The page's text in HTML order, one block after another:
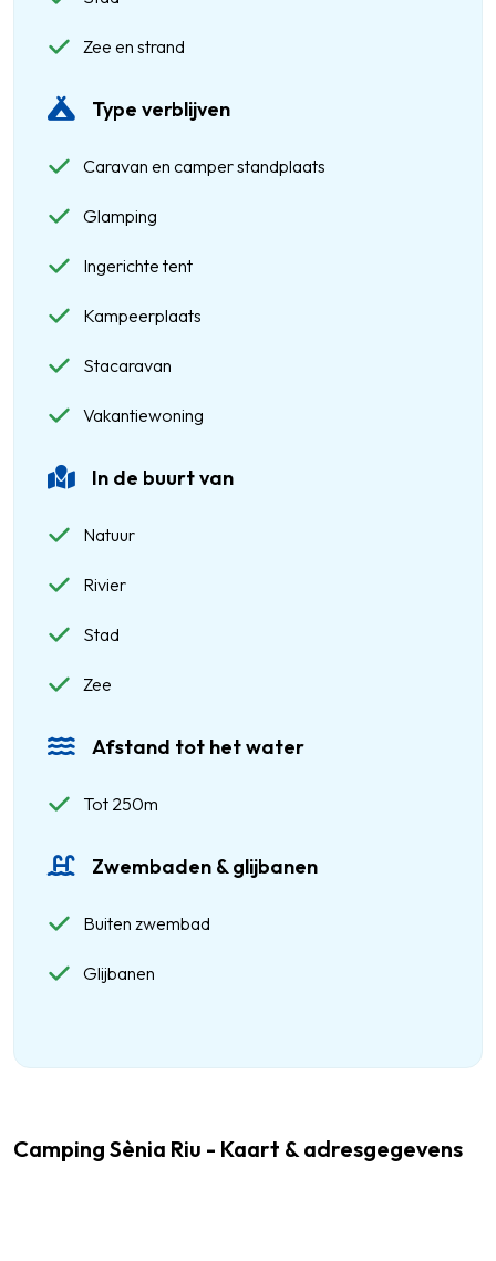
Zee en strand
Type verblijven
Caravan en camper standplaats
Glamping
Ingerichte tent
Kampeerplaats
Stacaravan
Vakantiewoning
In de buurt van
Natuur
Rivier
Stad
Zee
Afstand tot het water
Tot 250m
Zwembaden & glijbanen
Buiten zwembad
Glijbanen
Camping Sènia Riu - Kaart & adresgegevens